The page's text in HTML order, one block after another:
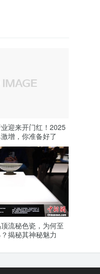
迎来开门红！2025
增，你准备好了
流秘色瓷，为何至
揭秘其神秘魅力